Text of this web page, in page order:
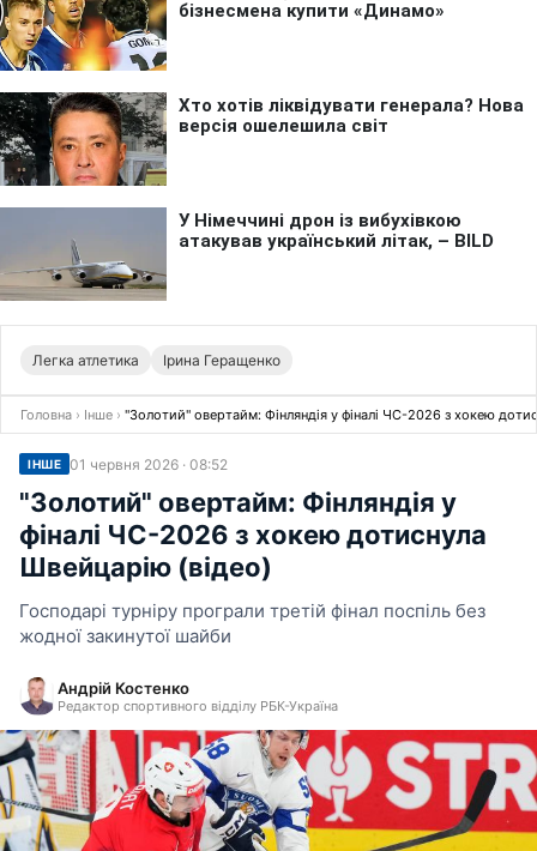
Легка атлетика Ірина Геращенко
Головна › Інше › "Золотий" овертайм: Фінляндія у фіналі ЧС-2026 з хокею
ІНШЕ 01 червня 2026 · 08:52
"Золотий" овертайм: Фінляндія у
фіналі ЧС-2026 з хокею дотиснула
Швейцарію (відео)
Господарі турніру програли третій фінал поспіль без
жодної закинутої шайби
Андрій Костенко
Редактор спортивного відділу РБК-Україна